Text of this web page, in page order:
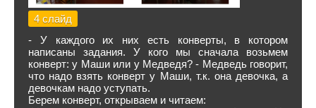
4 слайд
- У каждого их них есть конверты, в котором
написаны задания. У кого мы сначала возьмем
конверт: у Маши или у Медведя? - Медведь говорит,
что надо взять конверт у Маши, т.к. она девочка, а
девочкам надо уступать.
Берем конверт, открываем и читаем: